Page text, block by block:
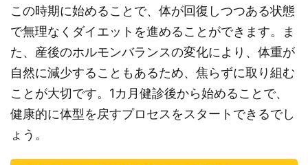
この時期に始めることで、体が回復しつつある状態
で無理なくダイエットを進めることができます。ま
た、産後のホルモンバランスの変化により、体重が
自然に減少することもあるため、焦らずに取り組む
ことが大切です。1カ月健診後から始めることで、
健康的に体型を戻すプロセスをスタートできるでし
ょう。